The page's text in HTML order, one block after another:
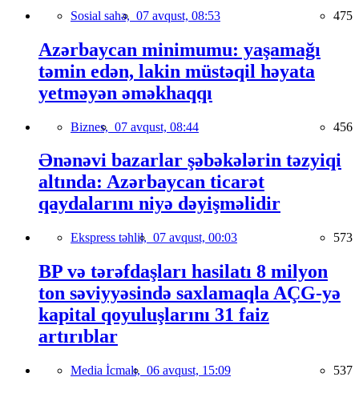
Sosial sahə, 07 avqust, 08:53 475
Azərbaycan minimumu: yaşamağı
təmin edən, lakin müstəqil həyata
yetməyən əməkhaqqı
Biznes, 07 avqust, 08:44 456
Ənənəvi bazarlar şəbəkələrin təzyiqi
altında: Azərbaycan ticarət
qaydalarını niyə dəyişməlidir
Ekspress təhlil, 07 avqust, 00:03 573
BP və tərəfdaşları hasilatı 8 milyon
ton səviyyəsində saxlamaqla AÇG-yə
kapital qoyuluşlarını 31 faiz
artırıblar
Media İcmalı, 06 avqust, 15:09 537